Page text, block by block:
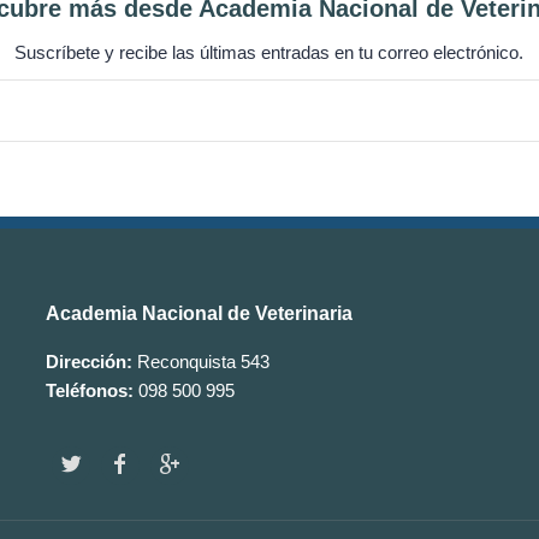
más desde Academia Nacional de
Suscríbete y recibe las últimas entradas en tu correo electrónico.
Academia Nacional de Veterinaria
Dirección: Reconquista 543
Teléfonos: 098 500 995
w f g